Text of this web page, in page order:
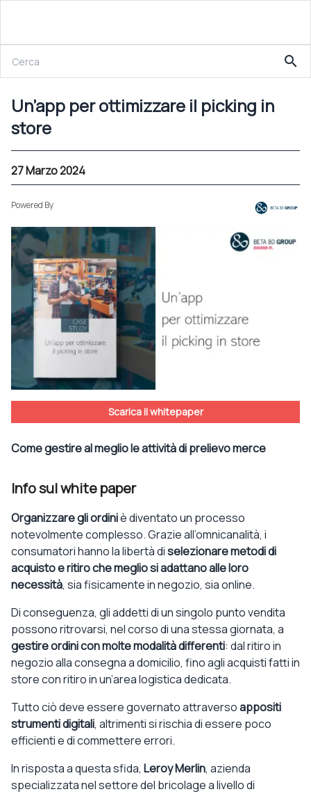
Un’app per ottimizzare il picking in store
search
Un’app per ottimizzare il picking in
store
27 Marzo 2024
Powered By
Scarica il whitepaper
Come gestire al meglio le attività di prelievo merce
Info sul white paper
Organizzare gli ordiniè diventato un processo
notevolmente complesso. Grazie all’omnicanalità, i
consumatori hanno la libertà diselezionare metodi di
acquisto e ritiro che meglio si adattano alle loro
necessità, sia fisicamente in negozio, sia online.
Di conseguenza, gli addetti di un singolo punto vendita
possono ritrovarsi, nel corso di una stessa giornata, a
gestire ordini con molte modalità differenti: dal ritiro in
negozio alla consegna a domicilio, fino agli acquisti fatti in
store con ritiro in un’area logistica dedicata.
Tutto ciò deve essere governato attraversoappositi
strumenti digitali, altrimenti si rischia di essere poco
efficienti e di commettere errori.
In risposta a questa sfida, Leroy Merlin, azienda
specializzata nel settore del bricolage a livello di